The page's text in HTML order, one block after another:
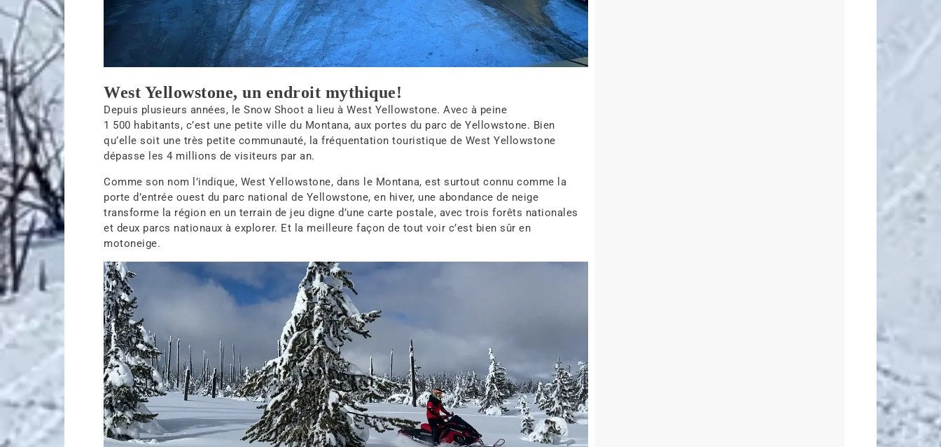
West Yellowstone, un endroit mythique!
Depuis plusieurs années, le Snow Shoot a lieu à West Yellowstone. Avec à peine
1 500 habitants, c’est une petite ville du Montana, aux portes du parc de Yellowstone. Bien
qu’elle soit une très petite communauté, la fréquentation touristique de West Yellowstone
dépasse les 4 millions de visiteurs par an.
Comme son nom l’indique, West Yellowstone, dans le Montana, est surtout connu comme la
porte d’entrée ouest du parc national de Yellowstone, en hiver, une abondance de neige
transforme la région en un terrain de jeu digne d’une carte postale, avec trois forêts nationales
et deux parcs nationaux à explorer. Et la meilleure façon de tout voir c’est bien sûr en
motoneige.